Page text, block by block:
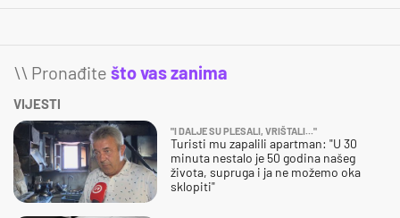
\\ Pronađite što vas zanima
VIJESTI
"I DALJE SU PLESALI, VRIŠTALI..."
Turisti mu zapalili apartman: "U 30
minuta nestalo je 50 godina našeg
života, supruga i ja ne možemo oka
sklopiti"